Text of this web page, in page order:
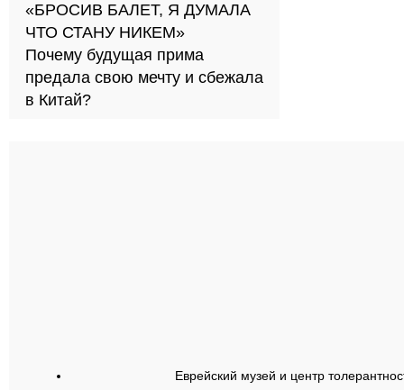
«БРОСИВ БАЛЕТ, Я ДУМАЛА
ЧТО СТАНУ НИКЕМ»
Почему будущая прима
предала свою мечту и сбежала
в Китай?
Еврейский музей и центр